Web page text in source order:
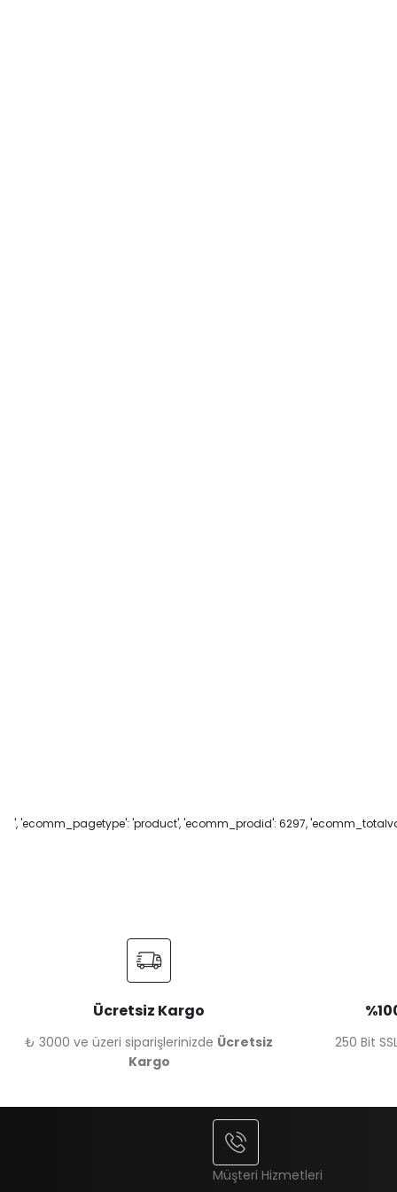
', 'ecomm_pagetype': 'product', 'ecomm_prodid': 6297,
Ücretsiz Kargo
₺ 3000 ve üzeri siparişlerinizde Ücretsiz
Kargo
250 Bit
Müşteri Hizmetleri